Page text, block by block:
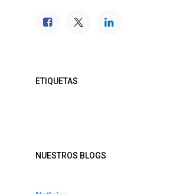
ETIQUETAS
NUESTROS BLOGS